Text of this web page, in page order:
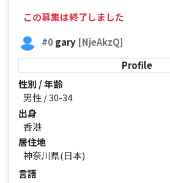
この募集は終了しました
#0gary [NjeAkzQ]
Profile
性別 / 年齢
男性 / 30-34
出身
香港
居住地
神奈川県(日本)
言語